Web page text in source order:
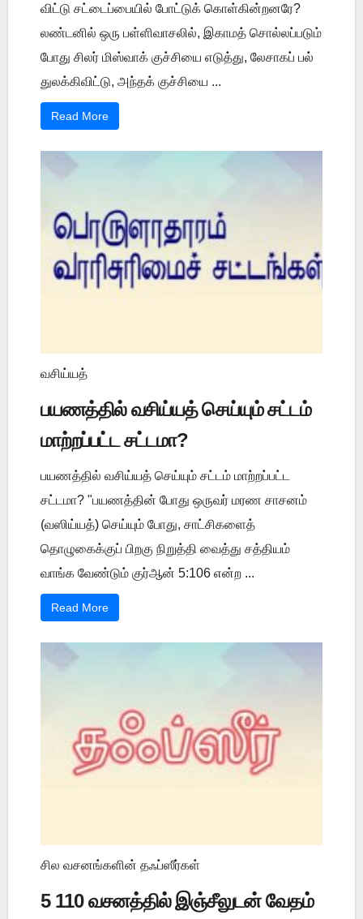
விட்டு சட்டைப்பையில் போட்டுக் கொள்கின்றனரே?
லண்டனில் ஒரு பள்ளிவாசலில், இகாமத் சொல்லப்படும்
போது சிலர் மிஸ்வாக் குச்சியை எடுத்து, லேசாகப் பல்
துலக்கிவிட்டு, அந்தக் குச்சியை ...
Read More
வசிய்யத்
பயணத்தில் வசிய்யத் செய்யும் சட்டம்
மாற்றப்பட்ட சட்டமா?
பயணத்தில் வசிய்யத் செய்யும் சட்டம் மாற்றப்பட்ட
சட்டமா? "பயணத்தின் போது ஒருவர் மரண சாசனம்
(வஸிய்யத்) செய்யும் போது, சாட்சிகளைத்
தொழுகைக்குப் பிறகு நிறுத்தி வைத்து சத்தியம்
வாங்க வேண்டும் குர்ஆன் 5:106 என்ற ...
Read More
சில வசனங்களின் தஃப்ஸீர்கள்
5 110 வசனத்தில் இஞ்சீலுடன் வேதம்